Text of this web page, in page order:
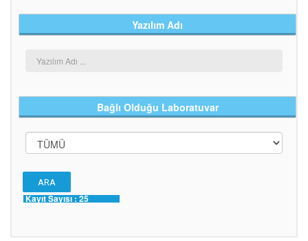
Yazılım Adı
Bağlı Olduğu Laboratuvar
Kayıt Sayısı :25